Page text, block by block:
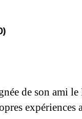
de son ami